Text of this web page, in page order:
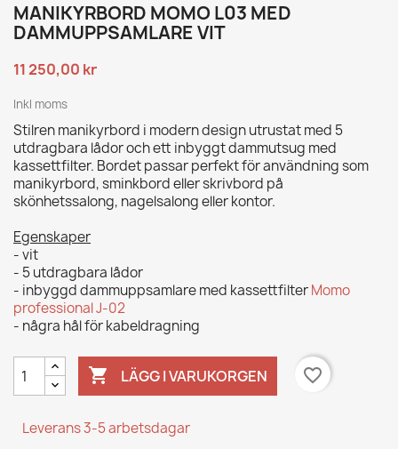
MANIKYRBORD MOMO L03 MED
DAMMUPPSAMLARE VIT
11 250,00 kr
Inkl moms
Stilren manikyrbord i modern design utrustat med 5
utdragbara lådor och ett inbyggt dammutsug med
kassettfilter. Bordet passar perfekt för användning som
manikyrbord, sminkbord eller skrivbord på
skönhetssalong, nagelsalong eller kontor.
Egenskaper
- vit
- 5 utdragbara lådor
- inbyggd dammuppsamlare med kassettfilterMomo
professional J-02
- några hål för kabeldragning
 LÄGG I VARUKORGEN favorite_border
Leverans 3-5 arbetsdagar